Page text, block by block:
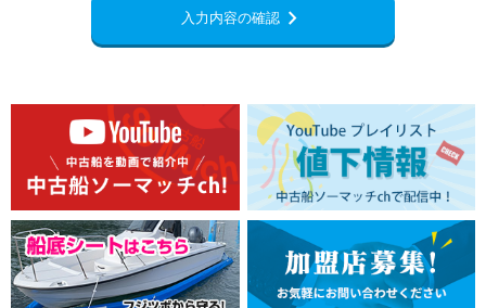
入力内容の確認navigate_next